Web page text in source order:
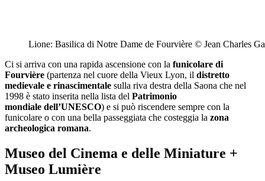
Lione: Basilica di Notre Dame de Fourvière © Jean Charles
Ci si arriva con una rapida ascensione con la funicolare di
Fourvière (partenza nel cuore della Vieux Lyon, il distretto
medievale e rinascimentale sulla riva destra della Saona che nel
1998 è stato inserita nella lista del Patrimonio
mondiale dell’UNESCO) e si può riscendere sempre con la
funicolare o con una bella passeggiata che costeggia la zona
archeologica romana.
Museo del Cinema e delle Miniature +
Museo Lumière